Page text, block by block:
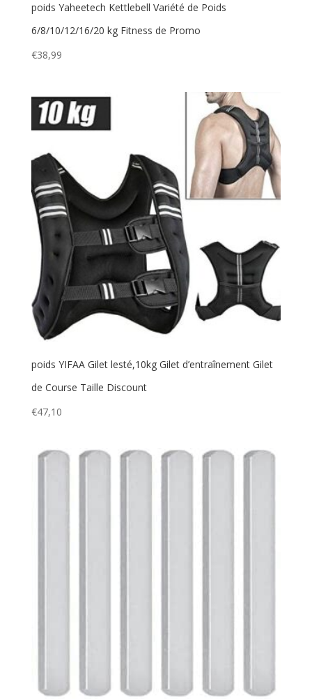
poids Yaheetech Kettlebell Variété de Poids
6/8/10/12/16/20 kg Fitness de Promo
€38,99
poids YIFAA Gilet lesté,10kg Gilet d’entraînement Gilet
de Course Taille Discount
€47,10